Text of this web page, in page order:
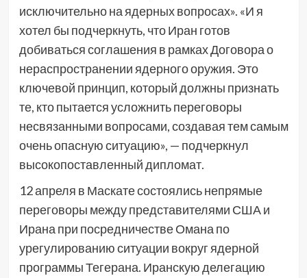
исключительно на ядерных вопросах». «И я
хотел бы подчеркнуть, что Иран готов
добиваться соглашения в рамках Договора о
нераспространении ядерного оружия. Это
ключевой принцип, который должны признать
те, кто пытается усложнить переговоры
несвязанными вопросами, создавая тем самым
очень опасную ситуацию», — подчеркнул
высокопоставленный дипломат.
12 апреля в Маскате состоялись непрямые
переговоры между представителями США и
Ирана при посредничестве Омана по
урегулированию ситуации вокруг ядерной
программы Тегерана. Иранскую делегацию